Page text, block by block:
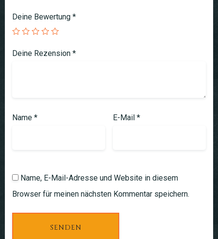
Deine Bewertung *
Deine Rezension *
Name * E-Mail *
Name, E-Mail-Adresse und Website in diesem
Browser für meinen nächsten Kommentar speichern.